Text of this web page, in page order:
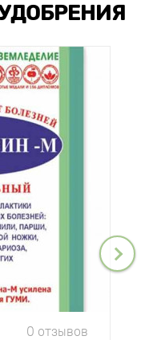
0 отзывов